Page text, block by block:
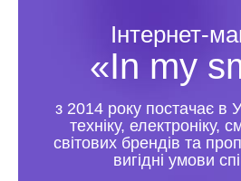
Інтернет-
«In my
з 2014 року постачає в
техніку, електроніку,
світових брендів та
вигідні умови